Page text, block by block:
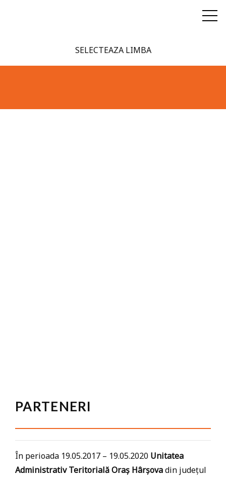
SELECTEAZA LIMBA
PARTENERI
În perioada 19.05.2017 – 19.05.2020 Unitatea
Administrativ Teritorială Oraș Hârșovadin județul